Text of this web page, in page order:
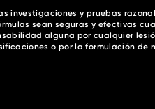
investigaciones y pruebas
sean seguras y efectivas
alguna por cualquier
o por la formulación de